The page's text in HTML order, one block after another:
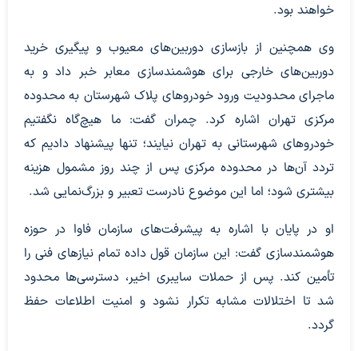
خواهند بود.
وی همچنین از بازسازی دوربین‌های معیوب و پیگیری خرید
دوربین‌های خارجی برای هوشمندسازی معابر خبر داد و به
ماجرای محدودیت ورود خودروهای پلاک شهرستان به محدوده
مرکزی تهران اشاره کرد. چمران گفت: ما هیچ‌گاه نگفتیم
خودروهای شهرستانی به تهران نیایند؛ تنها پیشنهاد دادیم که
تردد آن‌ها در محدوده مرکزی پس از چند روز مشمول هزینه
بیشتری شود؛ اما این موضوع نادرست تعبیر و بزرگ‌نمایی شد.
او در پایان با اشاره به پیشرفت‌های سازمان فاوا در حوزه
هوشمندسازی گفت: این سازمان قول داده تمام نیازهای فنی را
تأمین کند. پس از حملات سایبری اخیر، دسترسی‌ها محدود
شد تا اختلالات مشابه تکرار نشود و امنیت اطلاعات حفظ
گردد.